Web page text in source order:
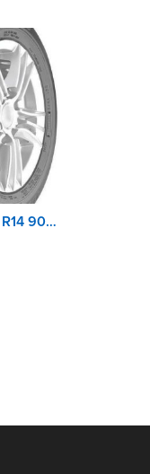
LLANTAS P195/70 R14 90T HTR T4 M+S SUMITOMO